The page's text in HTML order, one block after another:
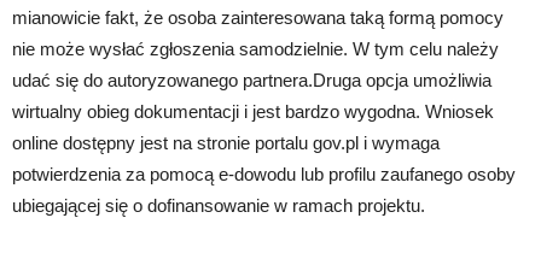
mianowicie fakt, że osoba zainteresowana taką formą pomocy
nie może wysłać zgłoszenia samodzielnie. W tym celu należy
udać się do autoryzowanego partnera.Druga opcja umożliwia
wirtualny obieg dokumentacji i jest bardzo wygodna. Wniosek
online dostępny jest na stronie portalu gov.pl i wymaga
potwierdzenia za pomocą e-dowodu lub profilu zaufanego osoby
ubiegającej się o dofinansowanie w ramach projektu.